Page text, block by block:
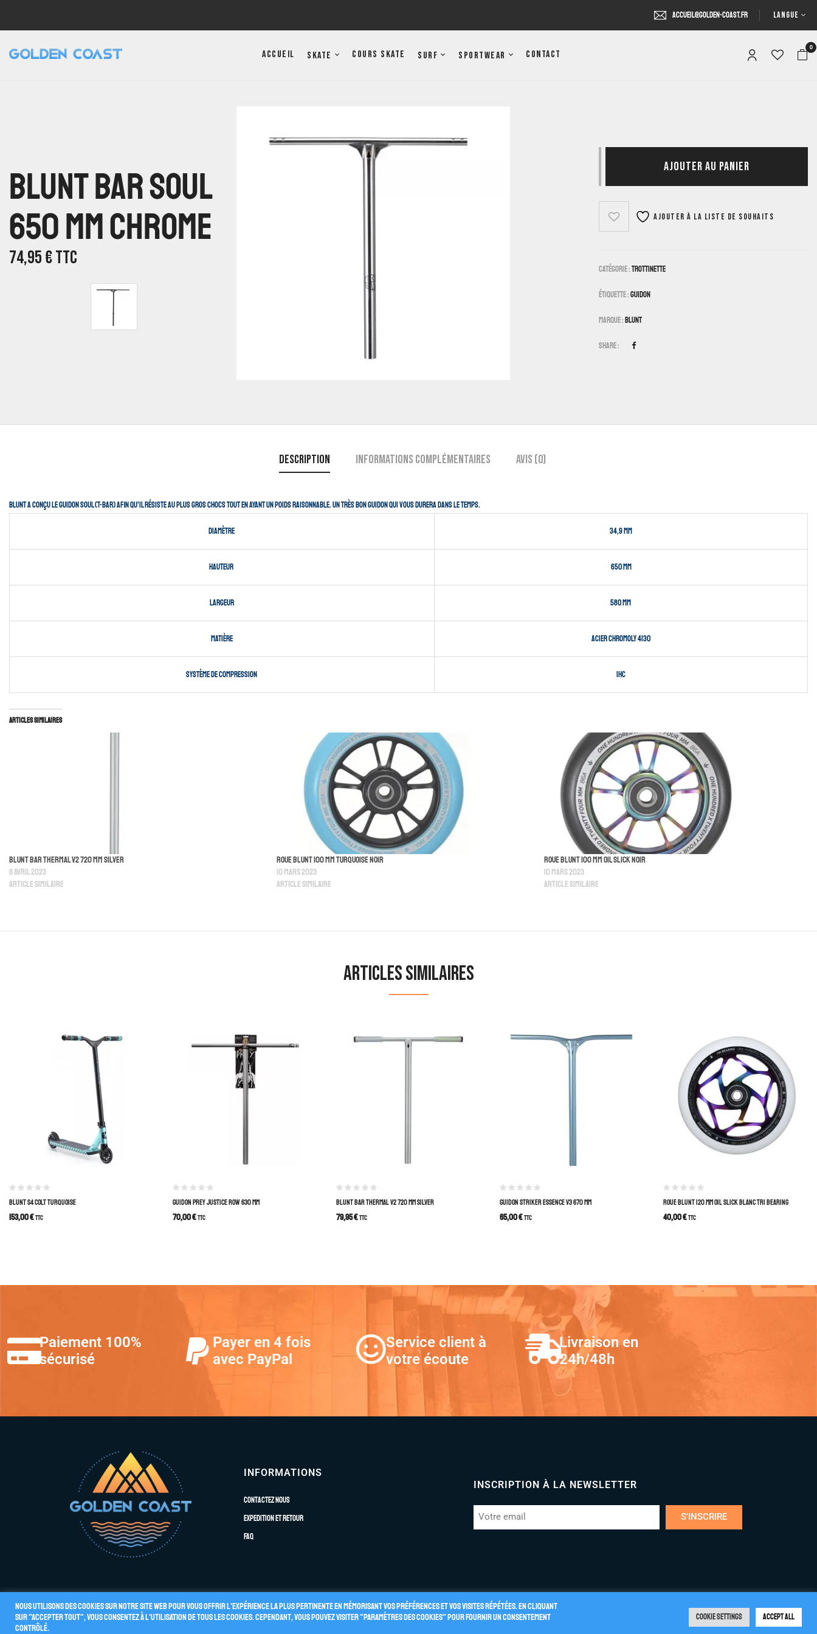
accueil@golden-coast.fr LANGUE
Accueil Skate Cours Skate Surf Sportwear Contact
0
Blunt Bar Soul
650 MM Chrome
74,95€TTC
AJOUTER AU PANIER
Ajouter à la liste de souhaits
Catégorie :Trottinette
Étiquette :Guidon
Marque : Blunt
Share :
Description Informations complémentaires Avis (0)
Blunt a conçu le guidon Soul (T-Bar) afin qu’il résiste au plus gros chocs tout en ayant un poids raisonnable. Un très bon guidon qui vous durera dans le temps.
Diamètre 34,9 mm
Hauteur 650 mm
Largeur 580 mm
Matière Acier Chromoly 4130
Système de compression IHC
Articles similaires
Blunt Bar Thermal V2 720 MM Silver
6 avril 2023
Article similaire
Roue Blunt 100 MM Turquoise Noir
10 mars 2023
Article similaire
Roue Blunt 100 MM Oil Slick Noir
10 mars 2023
Article similaire
Articles similaires
BLUNT S4 COLT TURQUOISE
153,00€TTC
GUIDON PREY JUSTICE ROW 630 MM
70,00€TTC
BLUNT BAR THERMAL V2 720 MM SILVER
79,95€TTC
GUIDON STRIKER ESSENCE V3 670 MM
65,00€TTC
ROUE BLUNT 120 MM OIL SLICK BLANC TRI BEARING
40,00€TTC
Paiement 100%
sécurisé
Payer en 4 fois
avec PayPal
Service client à
votre écoute
Livraison en
24h/48h
INFORMATIONS
Contactez nous
Expedition et retour
FAQ
INSCRIPTION À LA NEWSLETTER
S'INSCRIRE
© 2026 GOLDEN COAST Conditions Générales de Vente Politique de Confidentialité
Nous utilisons des cookies sur notre site Web pour vous offrir l'expérience la plus pertinente en mémorisant vos préférences et vos visites répétées. En cliquant
sur "Accepter tout", vous consentez à l'utilisation de TOUS les cookies. Cependant, vous pouvez visiter "Paramètres des cookies" pour fournir un consentement
contrôlé.
Cookie Settings Accept All